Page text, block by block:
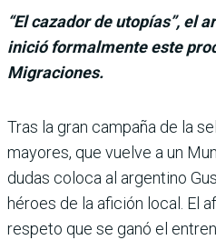
“El cazador de utopías”, el
inició formalmente este
Migraciones.
Tras la gran campaña de la
mayores, que vuelve a un
dudas coloca al argentino
héroes de la afición local. El
respeto que se ganó el